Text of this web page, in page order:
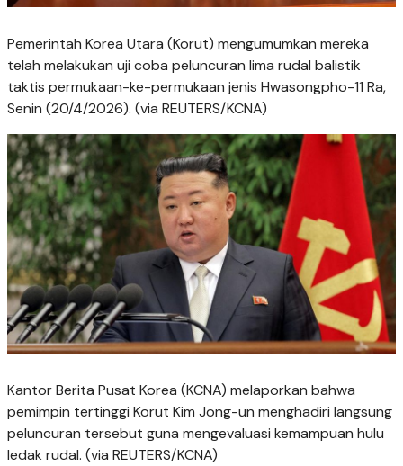
Pemerintah Korea Utara (Korut) mengumumkan mereka
telah melakukan uji coba peluncuran lima rudal balistik
taktis permukaan-ke-permukaan jenis Hwasongpho-11 Ra,
Senin (20/4/2026). (via REUTERS/KCNA)
Kantor Berita Pusat Korea (KCNA) melaporkan bahwa
pemimpin tertinggi Korut Kim Jong-un menghadiri langsung
peluncuran tersebut guna mengevaluasi kemampuan hulu
ledak rudal. (via REUTERS/KCNA)